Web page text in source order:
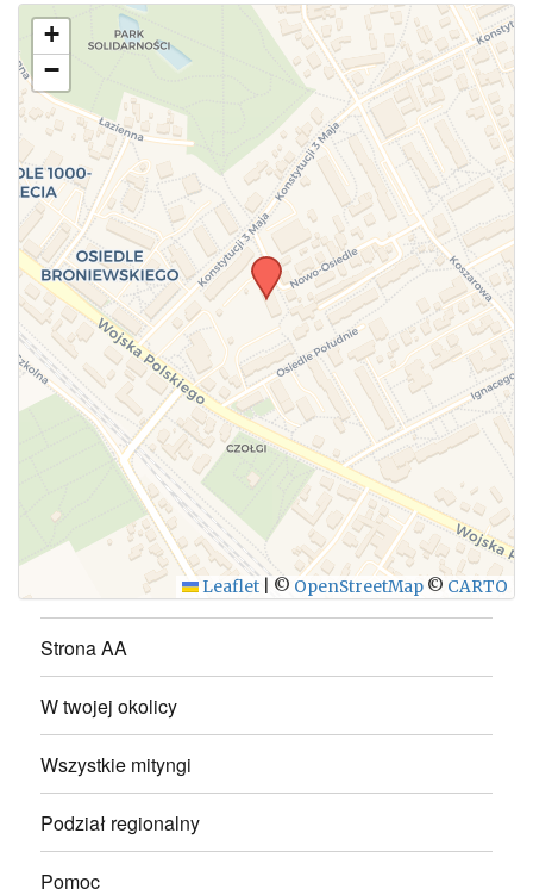
Użyj tego formularza aby przesłać informację o
zmianach w powyższym mityngu.
WYŚLIJ
+
−
Leaflet © OpenStreetMap © CARTO
Strona AA
W twojej okolicy
Wszystkie mityngi
Podział regionalny
Pomoc